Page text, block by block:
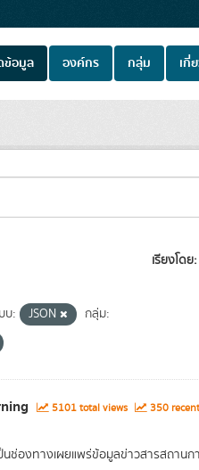
ข้อมูล องค์กร กลุ่ม เกี่
เรียงโดย
บ: JSON
กลุ่ม:
5101 total views 350
ช่องทางเผยแพร่ข้อมูลข่าวสารสถาน